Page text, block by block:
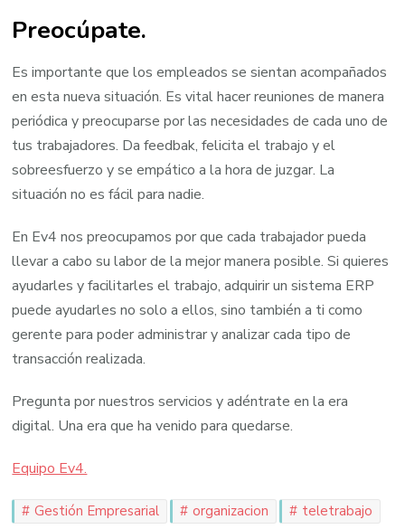
Preocúpate.
Es importante que los empleados se sientan acompañados
en esta nueva situación. Es vital hacer reuniones de manera
periódica y preocuparse por las necesidades de cada uno de
tus trabajadores. Da feedbak, felicita el trabajo y el
sobreesfuerzo y se empático a la hora de juzgar. La
situación no es fácil para nadie.
En Ev4 nos preocupamos por que cada trabajador pueda
llevar a cabo su labor de la mejor manera posible. Si quieres
ayudarles y facilitarles el trabajo, adquirir un sistema ERP
puede ayudarles no solo a ellos, sino también a ti como
gerente para poder administrar y analizar cada tipo de
transacción realizada.
Pregunta por nuestros servicios y adéntrate en la era
digital. Una era que ha venido para quedarse.
Equipo Ev4.
Gestión Empresarial organizacion teletrabajo